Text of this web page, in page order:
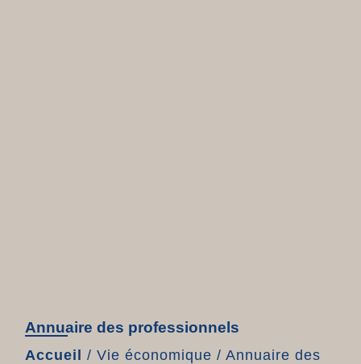
Annuaire des professionnels
Accueil / Vie économique / Annuaire des